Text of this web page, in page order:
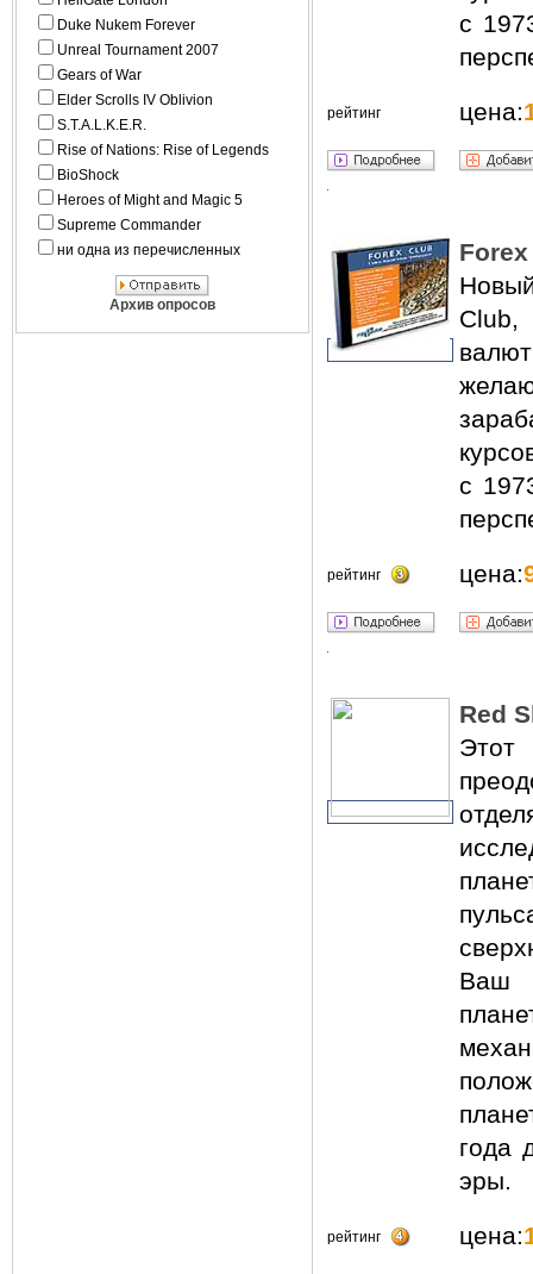
Duke Nukem Forever
Unreal Tournament 2007
Gears of War
Elder Scrolls IV Oblivion
S.T.A.L.K.E.R.
Rise of Nations: Rise of Legends
BioShock
Heroes of Might and Magic 5
Supreme Commander
ни одна из перечисленных
Архив опросов
с
рейтинг цена:
с
рейтинг цена:
Red
Ваш
года
эры.
рейтинг цена: